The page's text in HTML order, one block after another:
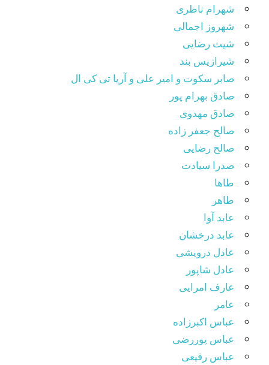
شهرام ناظری
شهروز اجمالی
شیث رضایی
شیرازیس بند
صابر سکوت و امیر علی و آریا تی کی ال
صادق بهرام پور
صادق مهدوی
صالح جعفر زاده
صالح رضایی
صدرا سیادت
طاها
طاهر
عابد آوا
عابد درخشان
عادل درویشی
عادل شاپور
عارف امرایی
عامر
عباس اکبرزاده
عباس پوررضی
عباس رفیعی